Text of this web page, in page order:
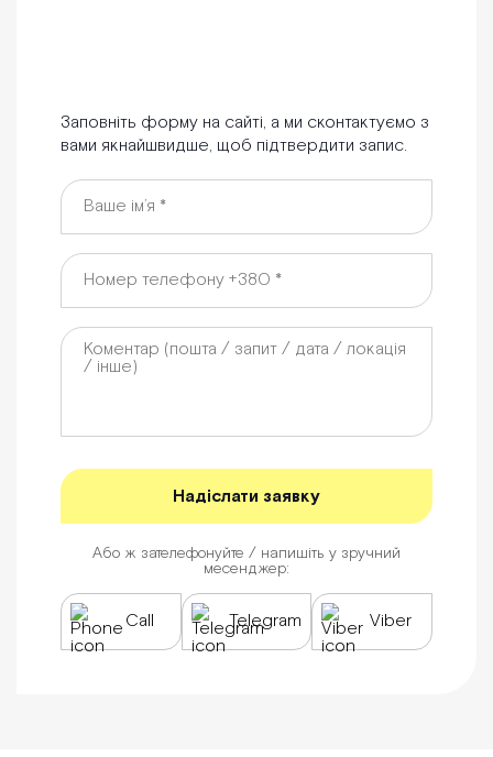
Заповніть форму на сайті, а ми сконтактуємо з
вами якнайшвидше, щоб підтвердити запис.
Або ж зателефонуйте / напишіть у зручний
месенджер:
Call Telegram Viber